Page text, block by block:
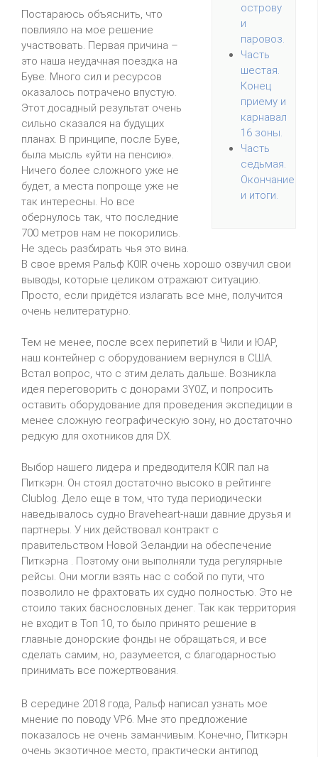
острову
и
паровоз.
Часть
шестая.
Конец
приему и
карнавал
16 зоны.
Часть
седьмая.
Окончание
и итоги.
Постараюсь объяснить, что
повлияло на мое решение
участвовать. Первая причина –
это наша неудачная поездка на
Буве. Много сил и ресурсов
оказалось потрачено впустую.
Этот досадный результат очень
сильно сказался на будущих
планах. В принципе, после Буве,
была мысль «уйти на пенсию».
Ничего более сложного уже не
будет, а места попроще уже не
так интересны. Но все
обернулось так, что последние
700 метров нам не покорились.
Не здесь разбирать чья это вина.
В свое время Ральф K0IR очень хорошо озвучил свои
выводы, которые целиком отражают ситуацию.
Просто, если придётся излагать все мне, получится
очень нелитературно.
Тем не менее, после всех перипетий в Чили и ЮАР,
наш контейнер с оборудованием вернулся в США.
Встал вопрос, что с этим делать дальше. Возникла
идея переговорить с донорами 3Y0Z, и попросить
оставить оборудование для проведения экспедиции в
менее сложную географическую зону, но достаточно
редкую для охотников для DX.
Выбор нашего лидера и предводителя K0IR пал на
Питкэрн. Он стоял достаточно высоко в рейтинге
Clublog. Дело еще в том, что туда периодически
наведывалось судно Braveheart-наши давние друзья и
партнеры. У них действовал контракт с
правительством Новой Зеландии на обеспечение
Питкэрна . Поэтому они выполняли туда регулярные
рейсы. Они могли взять нас с собой по пути, что
позволило не фрахтовать их судно полностью. Это не
стоило таких баснословных денег. Так как территория
не входит в Топ 10, то было принято решение в
главные донорские фонды не обращаться, и все
сделать самим, но, разумеется, с благодарностью
принимать все пожертвования.
В середине 2018 года, Ральф написал узнать мое
мнение по поводу VP6. Мне это предложение
показалось не очень заманчивым. Конечно, Питкэрн
очень экзотичное место, практически антипод